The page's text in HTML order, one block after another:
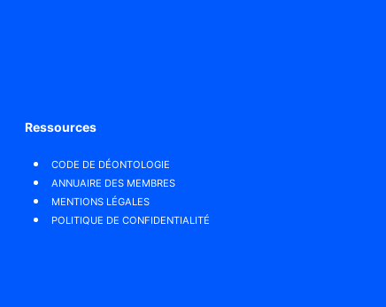
Ressources
CODE DE DÉONTOLOGIE
ANNUAIRE DES MEMBRES
MENTIONS LÉGALES
POLITIQUE DE CONFIDENTIALITÉ